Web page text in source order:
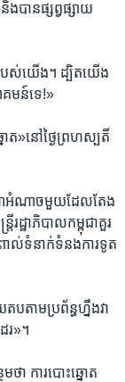
ង​បាន​ផ្សព្វផ្សាយ​
របស់​យើង។​ ដ្បិត​យើង​
គមន៍​ទេ!»​
ត»នៅ​ថ្ងៃ​ព្រហស្បតិ៍​
ា​អំណាច​មួយ​ដែល​តែង​
ដ្ឋាភិបាល​កម្ពុជា​គួរ​
ពាល់​ទំនាក់​ទំនង​ការ​ទូត​
តាម​ប្រព័ន្ធ​ហ្នឹង​វា​
រ»។​
ថា ​ការ​បោះឆ្នោត​